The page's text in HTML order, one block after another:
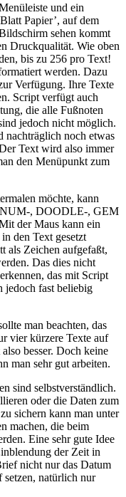
und ein
Papier’, auf dem
sehen kommt
Druckqualität. Wie oben
bis zu 256 pro Text!
werden. Dazu
Verfügung. Ihre Texte
Script verfügt auch
die alle Fußnoten
jedoch nicht möglich.
nachträglich noch etwas
Text wird also immer
den Menüpunkt zum
möchte, kann
, DOODLE-, GEM
der Maus kann ein
den Text gesetzt
als Zeichen aufgefaßt,
Das dies nicht
das mit Script
jedoch fast beliebig
man beachten, das
vier kürzere Texte auf
besser. Doch keine
man sehr gut arbeiten.
sind selbstverständlich.
oder die Daten zum
sichern kann man unter
machen, die beim
Eine sehr gute Idee
der Zeit in
nicht nur das Datum
natürlich nur